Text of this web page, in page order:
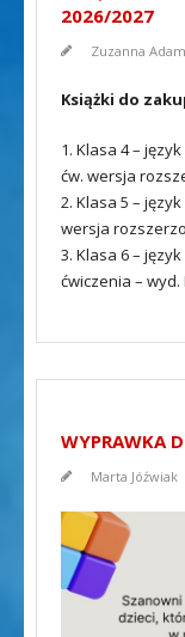
2026/2027
Zuzanna
Książki do
1. Klasa 4 –
ćw. wersja
2. Klasa 5 –
wersja
3. Klasa 6 –
ćwiczenia –
WYPRAWKA
Marta Jóźwiak